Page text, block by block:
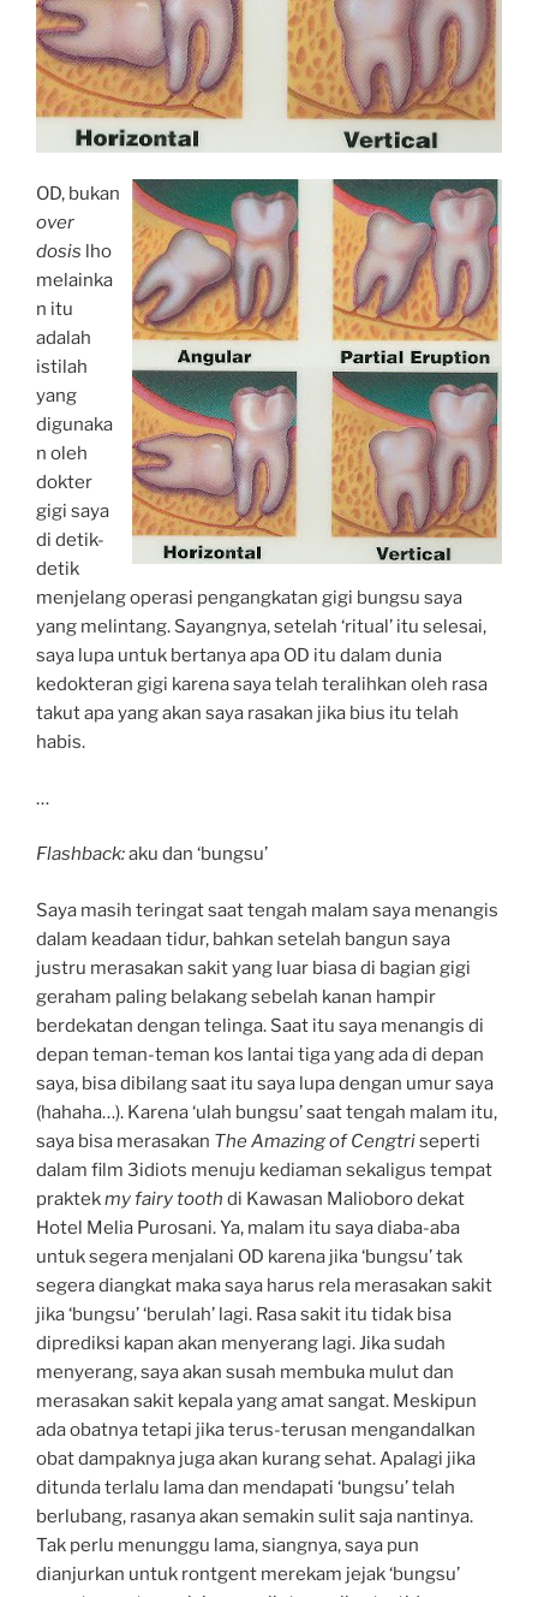
OD, bukan
over
dosis lho
melainka
n itu
adalah
istilah
yang
digunaka
n oleh
dokter
gigi saya
di detik-
detik
menjelang operasi pengangkatan gigi bungsu saya
yang melintang. Sayangnya, setelah ‘ritual’ itu selesai,
saya lupa untuk bertanya apa OD itu dalam dunia
kedokteran gigi karena saya telah teralihkan oleh rasa
takut apa yang akan saya rasakan jika bius itu telah
habis.
…
Flashback:aku dan ‘bungsu’
Saya masih teringat saat tengah malam saya menangis
dalam keadaan tidur, bahkan setelah bangun saya
justru merasakan sakit yang luar biasa di bagian gigi
geraham paling belakang sebelah kanan hampir
berdekatan dengan telinga. Saat itu saya menangis di
depan teman-teman kos lantai tiga yang ada di depan
saya, bisa dibilang saat itu saya lupa dengan umur saya
(hahaha…). Karena ‘ulah bungsu’ saat tengah malam itu,
saya bisa merasakan The Amazing of Cengtriseperti
dalam film 3idiots menuju kediaman sekaligus tempat
praktekmy fairy tooth di Kawasan Malioboro dekat
Hotel Melia Purosani. Ya, malam itu saya diaba-aba
untuk segera menjalani OD karena jika ‘bungsu’ tak
segera diangkat maka saya harus rela merasakan sakit
jika ‘bungsu’ ‘berulah’ lagi. Rasa sakit itu tidak bisa
diprediksi kapan akan menyerang lagi. Jika sudah
menyerang, saya akan susah membuka mulut dan
merasakan sakit kepala yang amat sangat. Meskipun
ada obatnya tetapi jika terus-terusan mengandalkan
obat dampaknya juga akan kurang sehat. Apalagi jika
ditunda terlalu lama dan mendapati ‘bungsu’ telah
berlubang, rasanya akan semakin sulit saja nantinya.
Tak perlu menunggu lama, siangnya, saya pun
dianjurkan untuk rontgent merekam jejak ‘bungsu’